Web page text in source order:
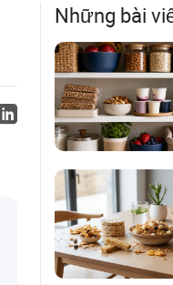
Những bài